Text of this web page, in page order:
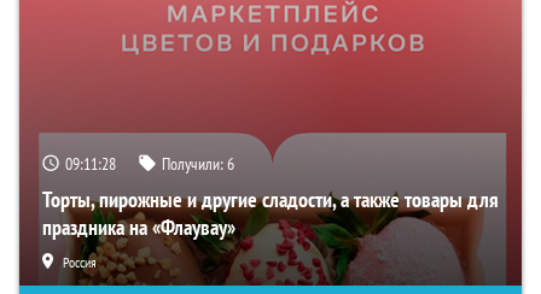
09:11:27 Получили:6
Торты, пирожные и другие сладости, а также товары для
праздника на «Флаувау»
Россия